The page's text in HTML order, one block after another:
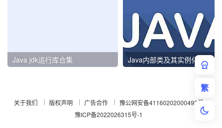
Java jdk运行库合集 Java内部类及其实例化
关于我们 版权声明 广告合作
豫公网安备41160202000493号
豫ICP备2022026315号-1
繁